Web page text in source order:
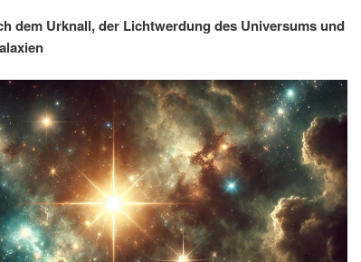
dem Urknall, der Lichtwerdung des Universums und